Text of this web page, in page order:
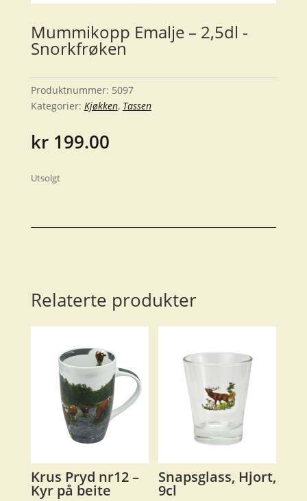
Mummikopp Emalje – 2,5dl -
Snorkfrøken
Produktnummer: 5097
Kategorier: Kjøkken, Tassen
kr199.00
Utsolgt
Relaterte produkter
Krus Pryd nr12 –
Kyr på beite
Snapsglass, Hjort,
9cl